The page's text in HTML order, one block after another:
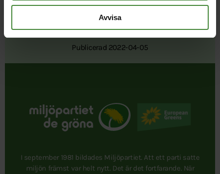
Avvisa
Publicerad 2022-04-05
I september 1981 bildades Miljöpartiet. Att ett parti satte
miljön främst var helt nytt. Det är det fortfarande. När